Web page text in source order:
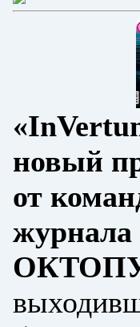
новый
от
журнала